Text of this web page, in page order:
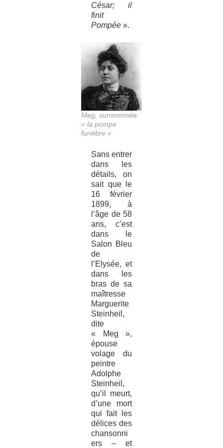
César; il
finit
Pompée ».
Meg, surnommée
« la pompe
funèbre »
Sans entrer
dans les
détails, on
sait que le
16 février
1899, à
l’âge de 58
ans, c’est
dans le
Salon Bleu
de
l’Elysée, et
dans les
bras de sa
maîtresse
Marguerite
Steinheil,
dite
« Meg »,
épouse
volage du
peintre
Adolphe
Steinheil,
qu’il meurt,
d’une mort
qui fait les
délices des
chansonni
ers – et